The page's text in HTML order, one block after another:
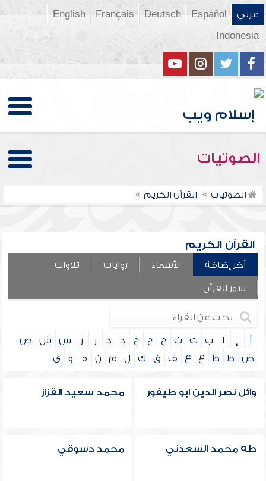
عربي Español
Deutsch
Français
English
Indonesia
الصوتيات
الصوتيات القرآن الكريم
القرآن الكريم
آخر إضافة الأسماء روايات تلاوات
سور القرآن
أ إ ا ب ت ث ج ح خ د ذ ر ز س ش
ص
ض
ط ظ ع غ ف ق ك ل م ن ه و ي
وائل نصر الدين ابو طيفور محمد سعيد القزاز
طه محمد السعدني محمد دسوقي